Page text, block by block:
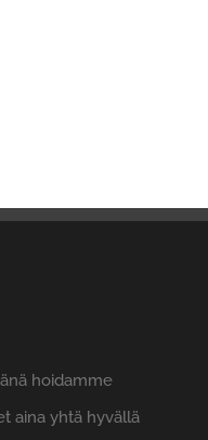
hoidamme
aina yhtä hyvällä